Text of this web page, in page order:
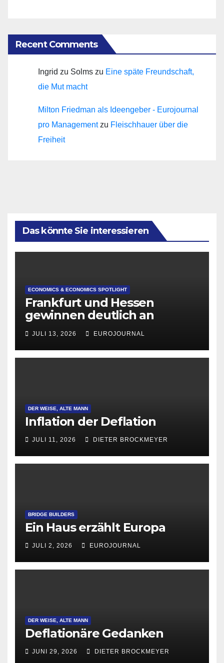
Recent Comments
Ingrid zu Solms zu Eine späte Freundschaft,
die Mut macht
Milton Friedman als Ideengeber - Eurojournal
pro Managementzu Fleischhauer über die
Freiheit
Das könnte Sie interessieren
ECONOMICS & ECONOMICS SPOTLIGHT
Frankfurt und Hessen
gewinnen deutlich an
Attraktivität für Startup-
Gründungen
JULI 13, 2026 EUROJOURNAL
DER WEISE, ALTE MANN
Inflation der Deflation
JULI 11, 2026 DIETER BROCKMEYER
BRIDGE BUILDERS
Ein Haus erzählt Europa
JULI 2, 2026 EUROJOURNAL
DER WEISE, ALTE MANN
Deflationäre Gedanken
JUNI 29, 2026 DIETER BROCKMEYER